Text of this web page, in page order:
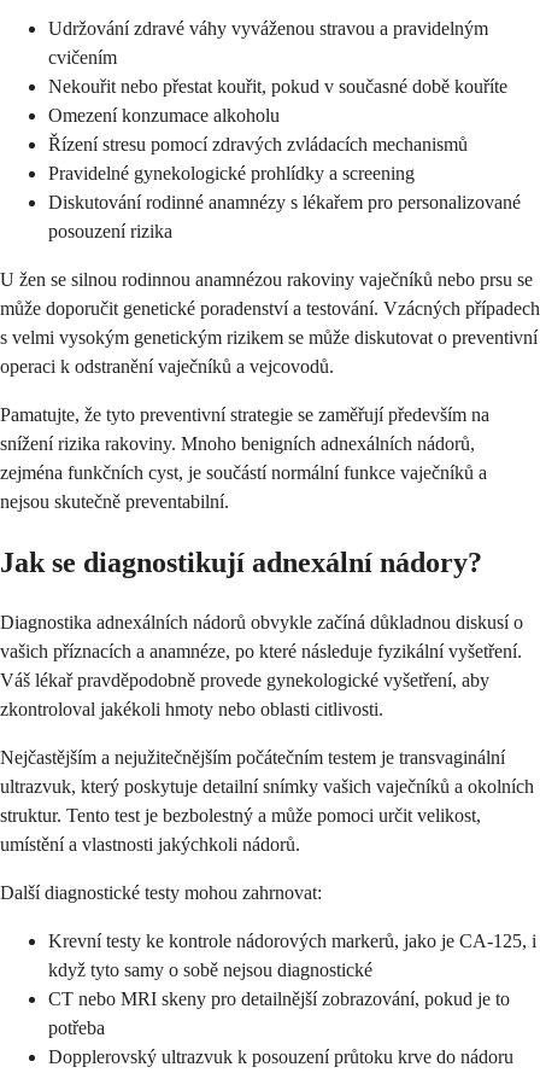
Udržování zdravé váhy vyváženou stravou a pravidelným
cvičením
Nekouřit nebo přestat kouřit, pokud v současné době kouříte
Omezení konzumace alkoholu
Řízení stresu pomocí zdravých zvládacích mechanismů
Pravidelné gynekologické prohlídky a screening
Diskutování rodinné anamnézy s lékařem pro personalizované
posouzení rizika
U žen se silnou rodinnou anamnézou rakoviny vaječníků nebo prsu se
může doporučit genetické poradenství a testování. Vzácných případech
s velmi vysokým genetickým rizikem se může diskutovat o preventivní
operaci k odstranění vaječníků a vejcovodů.
Pamatujte, že tyto preventivní strategie se zaměřují především na
snížení rizika rakoviny. Mnoho benigních adnexálních nádorů,
zejména funkčních cyst, je součástí normální funkce vaječníků a
nejsou skutečně preventabilní.
Jak se diagnostikují adnexální nádory?
Diagnostika adnexálních nádorů obvykle začíná důkladnou diskusí o
vašich příznacích a anamnéze, po které následuje fyzikální vyšetření.
Váš lékař pravděpodobně provede gynekologické vyšetření, aby
zkontroloval jakékoli hmoty nebo oblasti citlivosti.
Nejčastějším a nejužitečnějším počátečním testem je transvaginální
ultrazvuk, který poskytuje detailní snímky vašich vaječníků a okolních
struktur. Tento test je bezbolestný a může pomoci určit velikost,
umístění a vlastnosti jakýchkoli nádorů.
Další diagnostické testy mohou zahrnovat:
Krevní testy ke kontrole nádorových markerů, jako je CA-125, i
když tyto samy o sobě nejsou diagnostické
CT nebo MRI skeny pro detailnější zobrazování, pokud je to
potřeba
Dopplerovský ultrazvuk k posouzení průtoku krve do nádoru